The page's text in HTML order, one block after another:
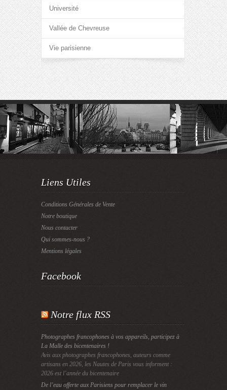
Université
Vallée de Chevreuse
Vie parisienne
Liens Utiles
Conditions Générales de Vente
Notre boutique
Nous contacter
Qui sommes-nous ?
Mentions légales
Facebook
Notre flux RSS
Photographes francophones à vos appareils, participez à
La Malle des bicentenaires !
Avis aux photographes francophones, auteurs comme
artisans en 2026, les Nautes de Paris vous informent :
2026 est l’année du bicentenaire
De l’eau offerte aux Parisiens pour remplacer le vin